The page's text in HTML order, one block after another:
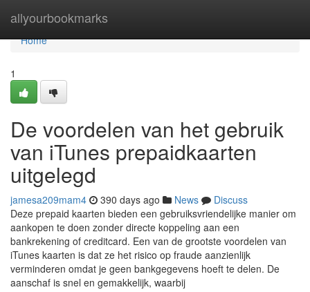
allyourbookmarks
Home
Home
1
De voordelen van het gebruik
van iTunes prepaidkaarten
uitgelegd
jamesa209mam4 390 days ago News
Discuss
Deze prepaid kaarten bieden een gebruiksvriendelijke manier om
aankopen te doen zonder directe koppeling aan een
bankrekening of creditcard. Een van de grootste voordelen van
iTunes kaarten is dat ze het risico op fraude aanzienlijk
verminderen omdat je geen bankgegevens hoeft te delen. De
aanschaf is snel en gemakkelijk, waarbij